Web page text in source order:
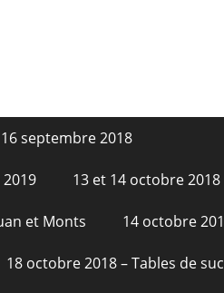
septembre 2018
13 et 14 octobre
et Monts 14 octobre
18 octobre 2018 – Tables de